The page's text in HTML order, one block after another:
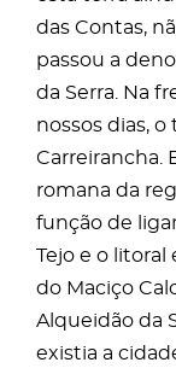
das Contas,
passou a
da Serra. Na
nossos dias,
Carreirancha.
romana da
função de
Tejo e o litoral
do Maciço
Alqueidão da
existia a